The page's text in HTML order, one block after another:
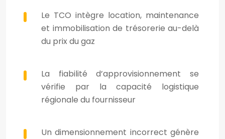
Le TCO intègre location, maintenance
et immobilisation de trésorerie au-delà
du prix du gaz
La fiabilité d’approvisionnement se
vérifie par la capacité logistique
régionale du fournisseur
Un dimensionnement incorrect génère